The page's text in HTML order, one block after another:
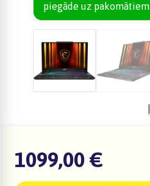
piegāde uz pakomātiem
1099,00 €